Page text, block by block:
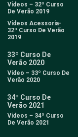
Vídeos – 32º Curso
De Verão 2019
Vídeos Acessoria-
32º Curso De Verão
2019
33º Curso De
Verão 2020
Vídeo – 33º Curso De
Verão 2020
34º Curso De
Verão 2021
Vídeos – 34º Curso
De Verão 2021